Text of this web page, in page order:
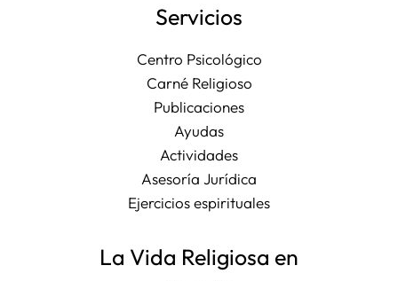
Servicios
Centro Psicológico
Carné Religioso
Publicaciones
Ayudas
Actividades
Asesoría Jurídica
Ejercicios espirituales
La Vida Religiosa en